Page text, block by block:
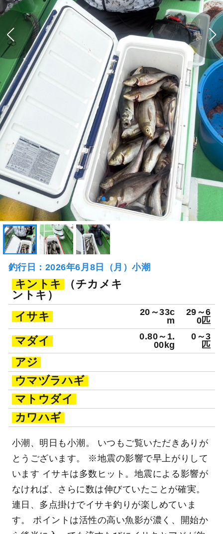
釣行日：2026年6月8日（月）小潮
キントキ
（チカメキ
ントキ）
イサキ
20～33c
m
29～6
0匹
マダイ
0.80～1.
00kg
0～3
匹
アジ
ウマヅラハギ
マトウダイ
カワハギ
小潮、明日も小潮。 いつもご覧いただきありが
とうございます。 ※地震の影響で早上がりして
います イサキは多数ヒット。地震による影響が
なければ、さらに数は伸びていたことが確実。
連日、多点掛けでイサキ釣りが楽しめていま
す。 ポイントは活性の高い魚影が濃く、開始か